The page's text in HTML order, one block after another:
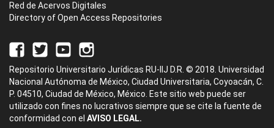
Red de Acervos Digitales
Directory of Open Access Repositories
Repositorio Universitario Jurídicas RU-IIJ D.R. © 2018. Universidad
Nacional Autónoma de México, Ciudad Universitaria, Coyoacán, C.
P. 04510, Ciudad de México, México. Este sitio web puede ser
utilizado con fines no lucrativos siempre que se cite la fuente de
conformidad con el AVISO LEGAL.